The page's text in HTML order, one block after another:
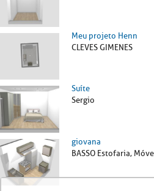
Meu projeto Henn
CLEVES GIMENES
Suíte
Sergio
giovana
BASSO Estofaria,